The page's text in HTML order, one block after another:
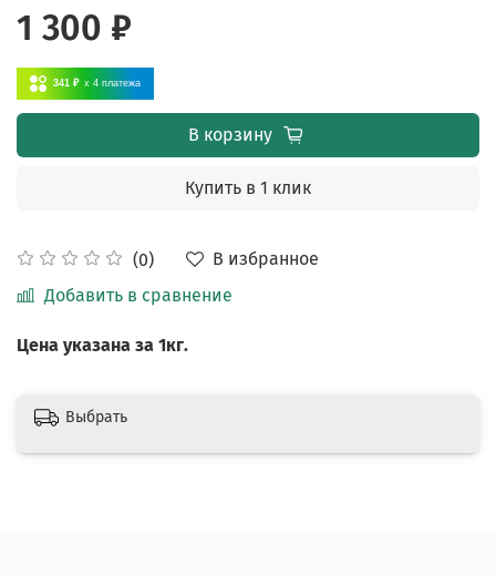
(0)
В избранное
Добавить в сравнение
1 300 ₽
341 ₽ x 4 платежа
В корзину
Купить в 1 клик
Цена указана за 1кг.
Выбрать